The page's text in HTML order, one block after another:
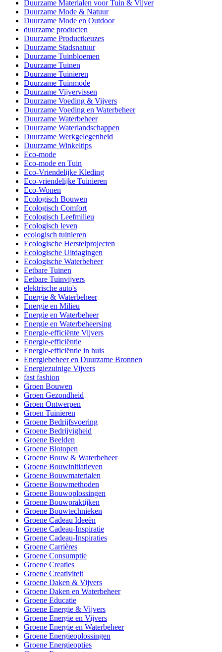
Duurzame Materialen voor Tuin & Vijver
Duurzame Mode & Natuur
Duurzame Mode en Outdoor
duurzame producten
Duurzame Productkeuzes
Duurzame Stadsnatuur
Duurzame Tuinbloemen
Duurzame Tuinen
Duurzame Tuinieren
Duurzame Tuinmode
Duurzame Vijvervissen
Duurzame Voeding & Vijvers
Duurzame Voeding en Waterbeheer
Duurzame Waterbeheer
Duurzame Waterlandschappen
Duurzame Werkgelegenheid
Duurzame Winkeltips
Eco-mode
Eco-mode en Tuin
Eco-Vriendelijke Kleding
Eco-vriendelijke Tuinieren
Eco-Wonen
Ecologisch Bouwen
Ecologisch Comfort
Ecologisch Leefmilieu
Ecologisch leven
ecologisch tuinieren
Ecologische Herstelprojecten
Ecologische Uitdagingen
Ecologische Waterbeheer
Eetbare Tuinen
Eetbare Tuinvijvers
elektrische auto's
Energie & Waterbeheer
Energie en Milieu
Energie en Waterbeheer
Energie en Waterbeheersing
Energie-efficiënte Vijvers
Energie-efficiëntie
Energie-efficiëntie in huis
Energiebeheer en Duurzame Bronnen
Energiezuinige Vijvers
fast fashion
Groen Bouwen
Groen Gezondheid
Groen Ontwerpen
Groen Tuinieren
Groene Bedrijfsvoering
Groene Bedrijvigheid
Groene Beelden
Groene Biotopen
Groene Bouw & Waterbeheer
Groene Bouwinitiatieven
Groene Bouwmaterialen
Groene Bouwmethoden
Groene Bouwoplossingen
Groene Bouwpraktijken
Groene Bouwtechnieken
Groene Cadeau Ideeën
Groene Cadeau-Inspiratie
Groene Cadeau-Inspiraties
Groene Carrières
Groene Consumptie
Groene Creaties
Groene Creativiteit
Groene Daken & Vijvers
Groene Daken en Waterbeheer
Groene Educatie
Groene Energie & Vijvers
Groene Energie en Vijvers
Groene Energie en Waterbeheer
Groene Energieoplossingen
Groene Energieopties